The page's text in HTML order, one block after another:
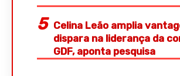
Celina Leão amplia
dispara na liderança da
GDF, aponta pesquisa